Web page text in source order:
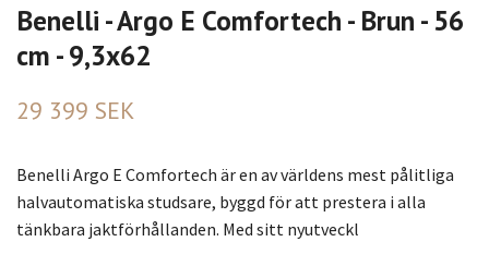
Benelli - Argo E Comfortech - Brun - 56
cm - 9,3x62
29 399 SEK
Benelli Argo E Comfortech är en av världens mest pålitliga
halvautomatiska studsare, byggd för att prestera i alla
tänkbara jaktförhållanden. Med sitt nyutveckl